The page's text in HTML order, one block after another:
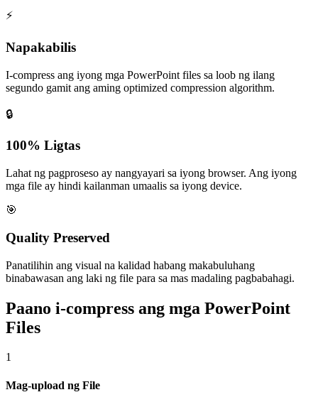
⚡
Napakabilis
I-compress ang iyong mga PowerPoint files sa loob ng ilang
segundo gamit ang aming optimized compression algorithm.
🔒
100% Ligtas
Lahat ng pagproseso ay nangyayari sa iyong browser. Ang iyong
mga file ay hindi kailanman umaalis sa iyong device.
🎯
Quality Preserved
Panatilihin ang visual na kalidad habang makabuluhang
binabawasan ang laki ng file para sa mas madaling pagbabahagi.
Paano i-compress ang mga PowerPoint
Files
1
Mag-upload ng File